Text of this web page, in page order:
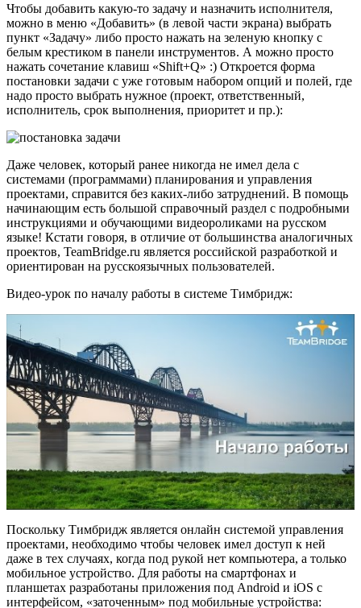
Чтобы добавить какую-то задачу и назначить исполнителя,
можно в меню «Добавить» (в левой части экрана) выбрать
пункт «Задачу» либо просто нажать на зеленую кнопку с
белым крестиком в панели инструментов. А можно просто
нажать сочетание клавиш «Shift+Q» :) Откроется форма
постановки задачи с уже готовым набором опций и полей, где
надо просто выбрать нужное (проект, ответственный,
исполнитель, срок выполнения, приоритет и пр.):
Даже человек, который ранее никогда не имел дела с
системами (программами) планирования и управления
проектами, справится без каких-либо затруднений. В помощь
начинающим есть большой справочный раздел с подробными
инструкциями и обучающими видеороликами на русском
языке! Кстати говоря, в отличие от большинства аналогичных
проектов, TeamBridge.ru является российской разработкой и
ориентирован на русскоязычных пользователей.
Видео-урок по началу работы в системе Тимбридж:
Поскольку Тимбридж является онлайн системой управления
проектами, необходимо чтобы человек имел доступ к ней
даже в тех случаях, когда под рукой нет компьютера, а только
мобильное устройство. Для работы на смартфонах и
планшетах разработаны приложения под Android и iOS с
интерфейсом, «заточенным» под мобильные устройства: